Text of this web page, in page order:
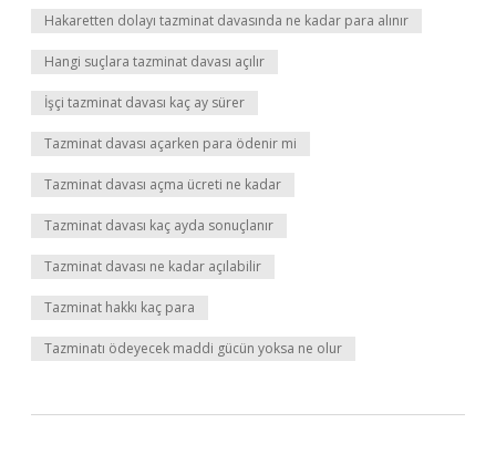
Hakaretten dolayı tazminat davasında ne kadar para alınır
Hangi suçlara tazminat davası açılır
İşçi tazminat davası kaç ay sürer
Tazminat davası açarken para ödenir mi
Tazminat davası açma ücreti ne kadar
Tazminat davası kaç ayda sonuçlanır
Tazminat davası ne kadar açılabilir
Tazminat hakkı kaç para
Tazminatı ödeyecek maddi gücün yoksa ne olur